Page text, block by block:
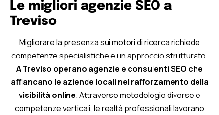
Le migliori agenzie SEO a
Treviso
Migliorare la presenza sui motori di ricerca richiede
competenze specialistiche e un approccio strutturato.
A Treviso operano agenzie e consulenti SEO che
affiancano le aziende locali nel rafforzamento della
visibilità online. Attraverso metodologie diverse e
competenze verticali, le realtà professionali lavorano